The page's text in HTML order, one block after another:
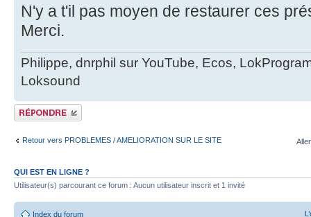
N'y a t'il pas moyen de restaurer ces
Merci.
Philippe, dnrphil sur YouTube, Ecos,
Loksound
Publier une réponse
Retour vers PROBLEMES / AMELIORATION SUR LE SITE
QUI EST EN LIGNE ?
Utilisateur(s) parcourant ce forum : Aucun utilisateur inscrit et 1 invité
Index du forum